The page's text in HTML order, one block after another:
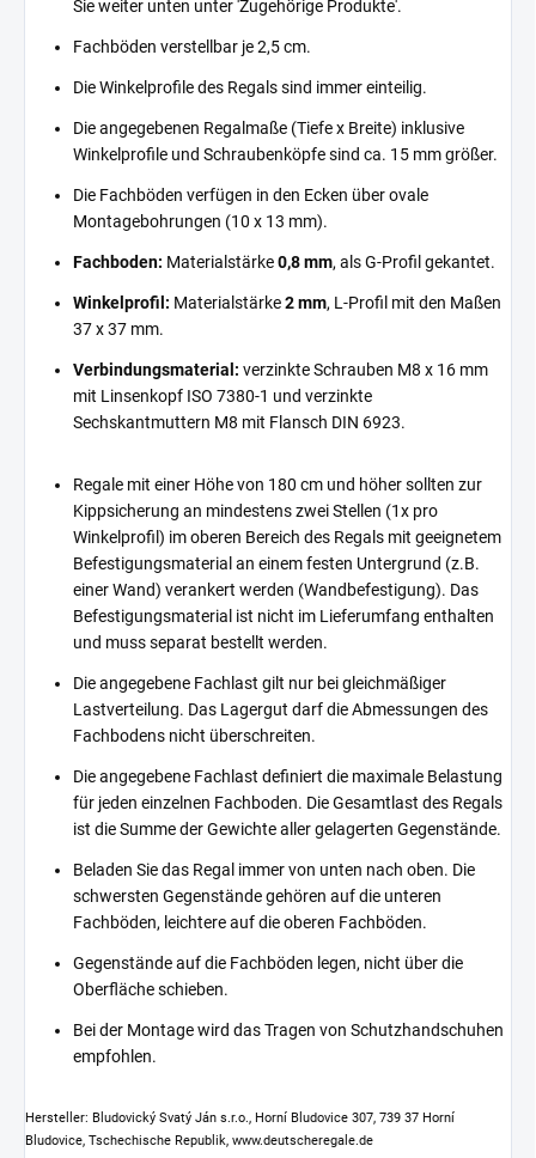
Sie weiter unten unter 'Zugehörige Produkte'.
Fachböden verstellbar je 2,5 cm.
Die Winkelprofile des Regals sind immer einteilig.
Die angegebenen Regalmaße (Tiefe x Breite) inklusive
Winkelprofile und Schraubenköpfe sind ca. 15 mm größer.
Die Fachböden verfügen in den Ecken über ovale
Montagebohrungen (10 x 13 mm).
Fachboden: Materialstärke0,8 mm, als G-Profil gekantet.
Winkelprofil: Materialstärke2 mm, L-Profil mit den Maßen
37 x 37 mm.
Verbindungsmaterial: verzinkte Schrauben M8 x 16 mm
mit Linsenkopf ISO 7380-1 und verzinkte
Sechskantmuttern M8 mit Flansch DIN 6923.
Regale mit einer Höhe von 180 cm und höher sollten zur
Kippsicherung an mindestens zwei Stellen (1x pro
Winkelprofil) im oberen Bereich des Regals mit geeignetem
Befestigungsmaterial an einem festen Untergrund (z.B.
einer Wand) verankert werden (Wandbefestigung). Das
Befestigungsmaterial ist nicht im Lieferumfang enthalten
und muss separat bestellt werden.
Die angegebene Fachlast gilt nur bei gleichmäßiger
Lastverteilung. Das Lagergut darf die Abmessungen des
Fachbodens nicht überschreiten.
Die angegebene Fachlast definiert die maximale Belastung
für jeden einzelnen Fachboden. Die Gesamtlast des Regals
ist die Summe der Gewichte aller gelagerten Gegenstände.
Beladen Sie das Regal immer von unten nach oben. Die
schwersten Gegenstände gehören auf die unteren
Fachböden, leichtere auf die oberen Fachböden.
Gegenstände auf die Fachböden legen, nicht über die
Oberfläche schieben.
Bei der Montage wird das Tragen von Schutzhandschuhen
empfohlen.
Hersteller: Bludovický Svatý Ján s.r.o., Horní Bludovice 307, 739 37 Horní
Bludovice, Tschechische Republik, www.deutscheregale.de